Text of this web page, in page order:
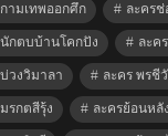
ามเทพออกศึก ละครช่
นักตบบ้านโคกปัง ละค
วงวิมาลา ละคร พรชี
รกตสีรุ้ง ละครย้อนหลัง